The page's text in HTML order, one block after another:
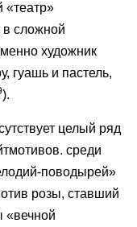
«театр»
в сложной
художник
гуашь и пастель,
).
целый ряд
среди
поводырей»
розы, ставший